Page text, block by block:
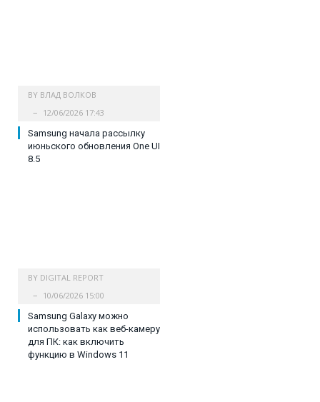
BY ВЛАД ВОЛКОВ
12/06/2026 17:43
Samsung начала рассылку
июньского обновления One UI
8.5
BY DIGITAL REPORT
10/06/2026 15:00
Samsung Galaxy можно
использовать как веб-камеру
для ПК: как включить
функцию в Windows 11